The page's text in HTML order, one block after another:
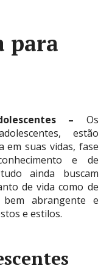
para
– Os
estão
em suas vidas, fase
e de
ainda buscam
de vida como de
abrangente e
e estilos.